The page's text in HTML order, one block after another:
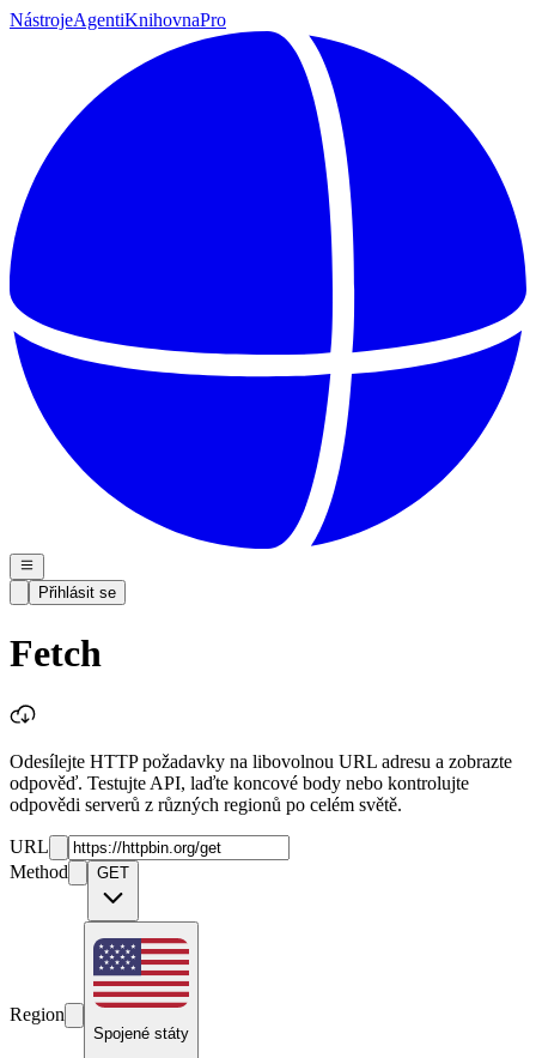
NástrojeAgentiKnihovnaPro
Přihlásit se
Fetch
Odesílejte HTTP požadavky na libovolnou URL adresu a zobrazte
odpověď. Testujte API, laďte koncové body nebo kontrolujte
odpovědi serverů z různých regionů po celém světě.
URL
Method
GET
Region
Spojené státy